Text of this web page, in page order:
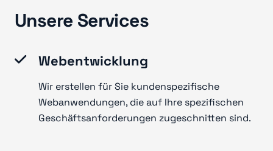
Unsere Services
Webentwicklung
Wir erstellen für Sie kundenspezifische
Webanwendungen, die auf Ihre spezifischen
Geschäftsanforderungen zugeschnitten sind.